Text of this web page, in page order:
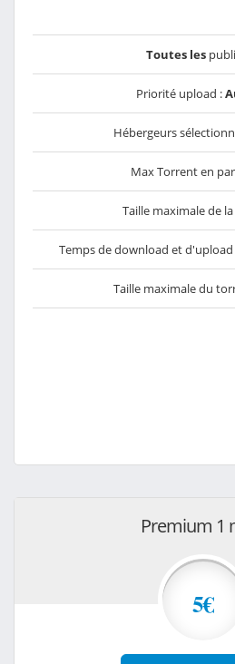
Toutes les
Priorité upload :
Hébergeurs
Max Torrent en
Taille maximale de
Temps de download et
Taille maximale du
Premium 1
5€